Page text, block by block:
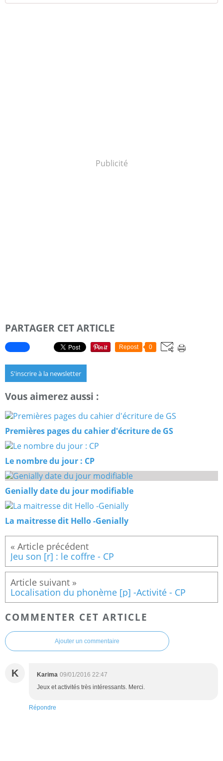
Publicité
PARTAGER CET ARTICLE
Repost 0
S'inscrire à la newsletter
Vous aimerez aussi :
Premières pages du cahier d'écriture de GS
Le nombre du jour : CP
Genially date du jour modifiable
La maitresse dit Hello -Genially
Jeu son [r] : le coffre - CP
Localisation du phonème [p] -Activité - CP
COMMENTER CET ARTICLE
Ajouter un commentaire
K Karima 09/01/2016 22:47
Jeux et activités très intéressants. Merci.
Répondre